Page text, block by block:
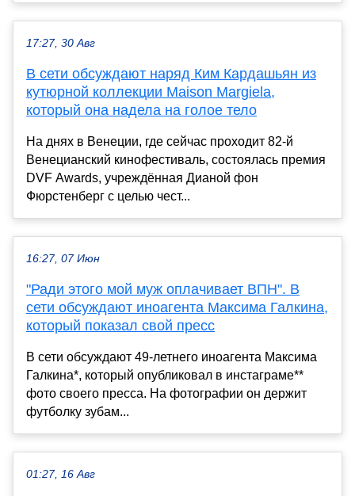
17:27, 30 Авг
В сети обсуждают наряд Ким Кардашьян из
кутюрной коллекции Maison Margiela,
который она надела на голое тело
На днях в Венеции, где сейчас проходит 82-й
Венецианский кинофестиваль, состоялась премия
DVF Awards, учреждённая Дианой фон
Фюрстенберг с целью чест...
16:27, 07 Июн
"Ради этого мой муж оплачивает ВПН". В
сети обсуждают иноагента Максима Галкина,
который показал свой пресс
В сети обсуждают 49-летнего иноагента Максима
Галкина*, который опубликовал в инстаграме**
фото своего пресса. На фотографии он держит
футболку зубам...
01:27, 16 Авг